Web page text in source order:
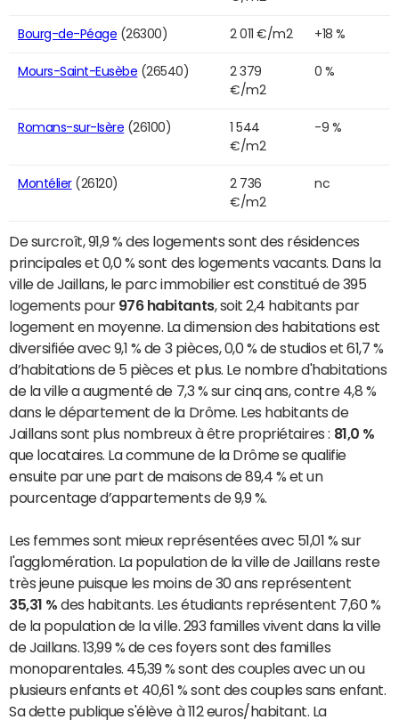
Bourg-de-Péage (26300) 2 011 €/m2 +18 %
Mours-Saint-Eusèbe (26540)
2 379
€/m2
0 %
Romans-sur-Isère (26100)
1 544
€/m2
-9 %
Montélier(26120)
2 736
€/m2
nc
De surcroît, 91,9 % des logements sont des résidences
principales et 0,0 % sont des logements vacants. Dans la
ville de Jaillans, le parc immobilier est constitué de 395
logements pour 976 habitants, soit 2,4 habitants par
logement en moyenne. La dimension des habitations est
diversifiée avec 9,1 % de 3 pièces, 0,0 % de studios et 61,7 %
d’habitations de 5 pièces et plus. Le nombre d'habitations
de la ville a augmenté de 7,3 % sur cinq ans, contre 4,8 %
dans le département de la Drôme. Les habitants de
Jaillans sont plus nombreux à être propriétaires : 81,0 %
que locataires. La commune de la Drôme se qualifie
ensuite par une part de maisons de 89,4 % et un
pourcentage d’appartements de 9,9 %.
Les femmes sont mieux représentées avec 51,01 % sur
l'agglomération. La population de la ville de Jaillans reste
très jeune puisque les moins de 30 ans représentent
35,31 % des habitants. Les étudiants représentent 7,60 %
de la population de la ville. 293 familles vivent dans la ville
de Jaillans. 13,99 % de ces foyers sont des familles
monoparentales. 45,39 % sont des couples avec un ou
plusieurs enfants et 40,61 % sont des couples sans enfant.
Sa dette publique s'élève à 112 euros/habitant. La